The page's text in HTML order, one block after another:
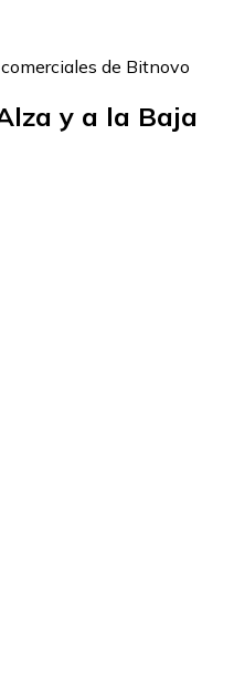
de Bitnovo
y a la Baja